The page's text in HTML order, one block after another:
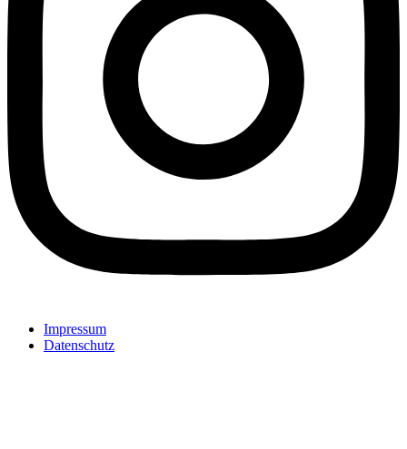
Impressum
Datenschutz